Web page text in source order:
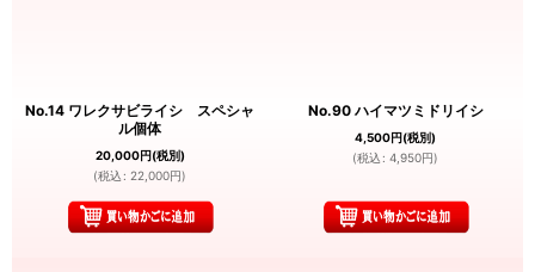
No.14 ワレクサビライシ スペシャ
ル個体
20,000円(税別)
(税込 : 22,000円)
No.90 ハイマツミドリイシ
4,500円(税別)
(税込 : 4,950円)